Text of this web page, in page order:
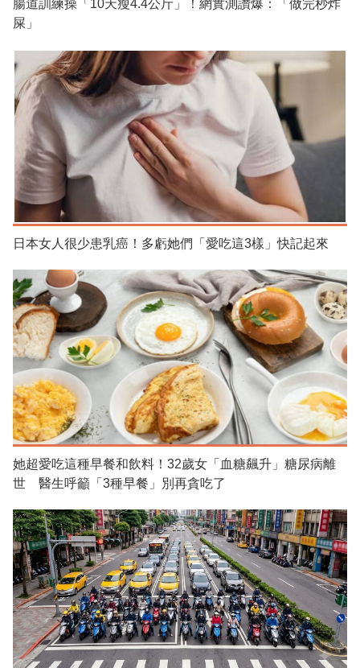
腸道訓練操「10天瘦4.4公斤」！網實測讚爆：「做完秒炸
屎」
日本女人很少患乳癌！多虧她們「愛吃這3樣」快記起來
她超愛吃這種早餐和飲料！32歲女「血糖飆升」糖尿病離
世 醫生呼籲「3種早餐」別再貪吃了